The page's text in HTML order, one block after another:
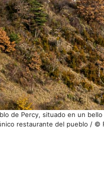
de Percy, situado en un
restaurante del pueblo / ©